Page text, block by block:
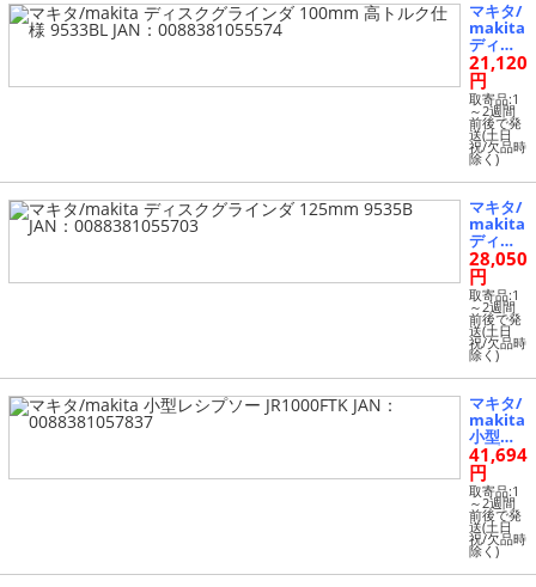
マキタ/
makita
ディス
クグラ
インダ 1
00mm
高トル
ク仕様 9
533BL J
AN：00
8838105
21,120
円
取寄品:1
～2週間
前後で発
送(土日
祝/欠品時
除く)
マキタ/
makita
ディス
クグラ
インダ 1
25mm
9535B J
AN：00
8838105
5703
28,050
円
取寄品:1
～2週間
前後で発
送(土日
祝/欠品時
除く)
マキタ/
makita
小型レ
シプソ
ー JR10
00FTK J
AN：00
8838105
7837
41,694
円
取寄品:1
～2週間
前後で発
送(土日
祝/欠品時
除く)